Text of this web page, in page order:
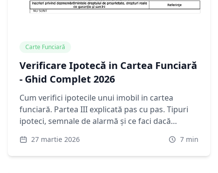
Carte Funciară
Verificare Ipotecă in Cartea Funciară
- Ghid Complet 2026
Cum verifici ipotecile unui imobil in cartea
funciară. Partea III explicată pas cu pas. Tipuri
ipoteci, semnale de alarmă și ce faci dacă
27 martie 2026 7 min